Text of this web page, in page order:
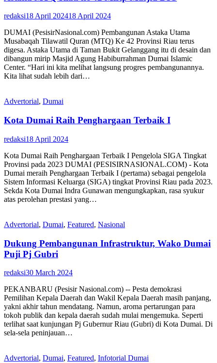
redaksi18 April 202418 April 2024
DUMAI (PesisirNasional.com) Pembangunan Astaka Utama
Musabaqah Tilawatil Quran (MTQ) Ke 42 Provinsi Riau terus
digesa. Astaka Utama di Taman Bukit Gelanggang itu di desain dan
dibangun mirip Masjid Agung Habiburrahman Dumai Islamic
Center. “Hari ini kita melihat langsung progres pembangunannya.
Kita lihat sudah lebih dari…
Advertorial, Dumai
Kota Dumai Raih Penghargaan Terbaik I
redaksi18 April 2024
Kota Dumai Raih Penghargaan Terbaik I Pengelola SIGA Tingkat
Provinsi pada 2023 DUMAI (PESISIRNASIONAL.COM) - Kota
Dumai meraih Penghargaan Terbaik I (pertama) sebagai pengelola
Sistem Informasi Keluarga (SIGA) tingkat Provinsi Riau pada 2023.
Sekda Kota Dumai Indra Gunawan mengungkapkan, rasa syukur
atas perolehan prestasi yang…
Advertorial, Dumai, Featured, Nasional
Dukung Pembangunan Infrastruktur, Wako Dumai
Puji Pj Gubri
redaksi30 March 2024
PEKANBARU (Pesisir Nasional.com) -- Pesta demokrasi
Pemilihan Kepala Daerah dan Wakil Kepala Daerah masih panjang,
yakni akhir tahun mendatang. Namun, aroma pertarungan para
tokoh publik dan kepala daerah sudah mulai mengemuka. Seperti
terlihat saat kunjungan Pj Gubernur Riau (Gubri) di Kota Dumai. Di
sela-sela peninjauan…
Advertorial, Dumai, Featured, Infotorial Dumai